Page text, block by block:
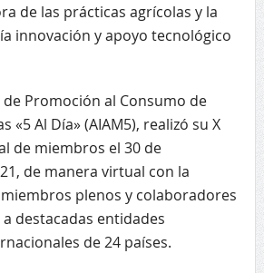
de las prácticas agrícolas y la
innovación y apoyo tecnológico
de Promoción al Consumo de
«5 Al Día» (AIAM5), realizó su X
de miembros el 30 de
de manera virtual con la
plenos y colaboradores
destacadas entidades
de 24 países.